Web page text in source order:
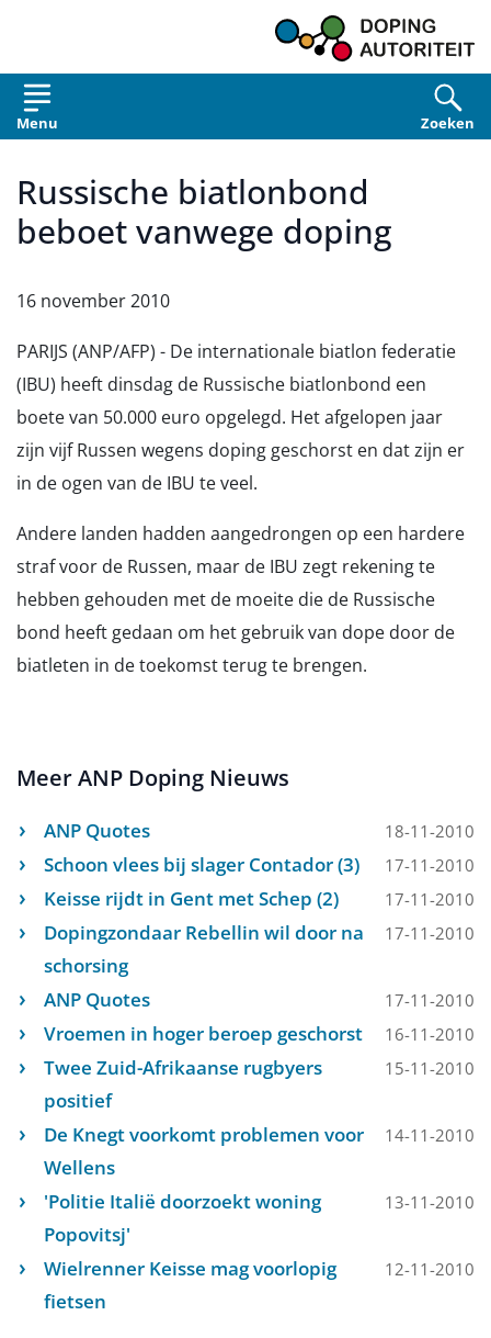
Menu Zoeken
Russische biatlonbond
beboet vanwege doping
16 november 2010
PARIJS (ANP/AFP) - De internationale biatlon federatie
(IBU) heeft dinsdag de Russische biatlonbond een
boete van 50.000 euro opgelegd. Het afgelopen jaar
zijn vijf Russen wegens doping geschorst en dat zijn er
in de ogen van de IBU te veel.
Andere landen hadden aangedrongen op een hardere
straf voor de Russen, maar de IBU zegt rekening te
hebben gehouden met de moeite die de Russische
bond heeft gedaan om het gebruik van dope door de
biatleten in de toekomst terug te brengen.
Meer ANP Doping Nieuws
ANP Quotes 18-11-2010
Schoon vlees bij slager Contador (3) 17-11-2010
Keisse rijdt in Gent met Schep (2) 17-11-2010
Dopingzondaar Rebellin wil door na
schorsing
17-11-2010
ANP Quotes 17-11-2010
Vroemen in hoger beroep geschorst 16-11-2010
Twee Zuid-Afrikaanse rugbyers
positief
15-11-2010
De Knegt voorkomt problemen voor
Wellens
14-11-2010
'Politie Italië doorzoekt woning
Popovitsj'
13-11-2010
Wielrenner Keisse mag voorlopig
fietsen
12-11-2010